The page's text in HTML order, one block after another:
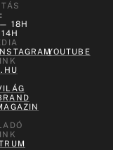
18H
YOUTUBE